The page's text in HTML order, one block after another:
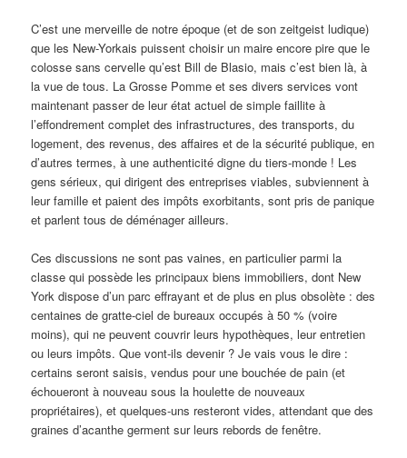
C’est une merveille de notre époque (et de son zeitgeist ludique)
que les New-Yorkais puissent choisir un maire encore pire que le
colosse sans cervelle qu’est Bill de Blasio, mais c’est bien là, à
la vue de tous. La Grosse Pomme et ses divers services vont
maintenant passer de leur état actuel de simple faillite à
l’effondrement complet des infrastructures, des transports, du
logement, des revenus, des affaires et de la sécurité publique, en
d’autres termes, à une authenticité digne du tiers-monde ! Les
gens sérieux, qui dirigent des entreprises viables, subviennent à
leur famille et paient des impôts exorbitants, sont pris de panique
et parlent tous de déménager ailleurs.
Ces discussions ne sont pas vaines, en particulier parmi la
classe qui possède les principaux biens immobiliers, dont New
York dispose d’un parc effrayant et de plus en plus obsolète : des
centaines de gratte-ciel de bureaux occupés à 50 % (voire
moins), qui ne peuvent couvrir leurs hypothèques, leur entretien
ou leurs impôts. Que vont-ils devenir ? Je vais vous le dire :
certains seront saisis, vendus pour une bouchée de pain (et
échoueront à nouveau sous la houlette de nouveaux
propriétaires), et quelques-uns resteront vides, attendant que des
graines d’acanthe germent sur leurs rebords de fenêtre.